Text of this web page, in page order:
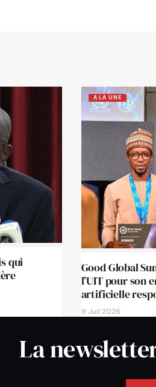
qui
A LA UNE
Good Global
l’UIT pour son
artificielle
9 Juil 2026
La